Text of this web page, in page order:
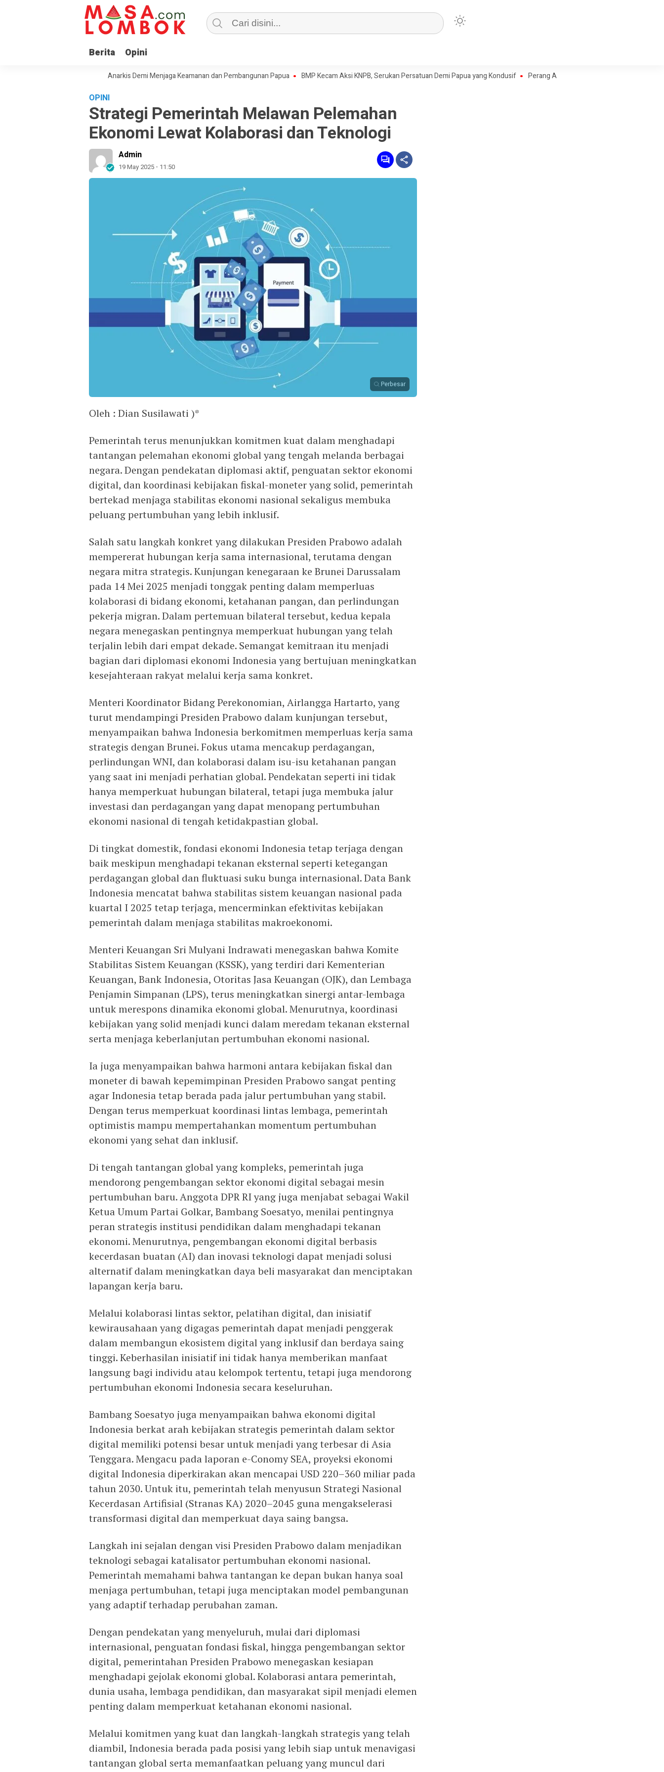
Berita Opini
Masyarakat Tolak Aksi Anarkis Demi Menjaga Keamanan dan Pembangunan Papua BMP Kecam Aksi KNPB, Serukan Persatuan Demi Papua yang Kondusif Perang Algoritma AI Makin Kompleks, Publik
OPINI
Strategi Pemerintah Melawan Pelemahan
Ekonomi Lewat Kolaborasi dan Teknologi
Admin
19 May 2025 - 11:50
Perbesar
Oleh : Dian Susilawati )*
Pemerintah terus menunjukkan komitmen kuat dalam menghadapi
tantangan pelemahan ekonomi global yang tengah melanda berbagai
negara. Dengan pendekatan diplomasi aktif, penguatan sektor ekonomi
digital, dan koordinasi kebijakan fiskal-moneter yang solid, pemerintah
bertekad menjaga stabilitas ekonomi nasional sekaligus membuka
peluang pertumbuhan yang lebih inklusif.
Salah satu langkah konkret yang dilakukan Presiden Prabowo adalah
mempererat hubungan kerja sama internasional, terutama dengan
negara mitra strategis. Kunjungan kenegaraan ke Brunei Darussalam
pada 14 Mei 2025 menjadi tonggak penting dalam memperluas
kolaborasi di bidang ekonomi, ketahanan pangan, dan perlindungan
pekerja migran. Dalam pertemuan bilateral tersebut, kedua kepala
negara menegaskan pentingnya memperkuat hubungan yang telah
terjalin lebih dari empat dekade. Semangat kemitraan itu menjadi
bagian dari diplomasi ekonomi Indonesia yang bertujuan meningkatkan
kesejahteraan rakyat melalui kerja sama konkret.
Menteri Koordinator Bidang Perekonomian, Airlangga Hartarto, yang
turut mendampingi Presiden Prabowo dalam kunjungan tersebut,
menyampaikan bahwa Indonesia berkomitmen memperluas kerja sama
strategis dengan Brunei. Fokus utama mencakup perdagangan,
perlindungan WNI, dan kolaborasi dalam isu-isu ketahanan pangan
yang saat ini menjadi perhatian global. Pendekatan seperti ini tidak
hanya memperkuat hubungan bilateral, tetapi juga membuka jalur
investasi dan perdagangan yang dapat menopang pertumbuhan
ekonomi nasional di tengah ketidakpastian global.
Di tingkat domestik, fondasi ekonomi Indonesia tetap terjaga dengan
baik meskipun menghadapi tekanan eksternal seperti ketegangan
perdagangan global dan fluktuasi suku bunga internasional. Data Bank
Indonesia mencatat bahwa stabilitas sistem keuangan nasional pada
kuartal I 2025 tetap terjaga, mencerminkan efektivitas kebijakan
pemerintah dalam menjaga stabilitas makroekonomi.
Menteri Keuangan Sri Mulyani Indrawati menegaskan bahwa Komite
Stabilitas Sistem Keuangan (KSSK), yang terdiri dari Kementerian
Keuangan, Bank Indonesia, Otoritas Jasa Keuangan (OJK), dan Lembaga
Penjamin Simpanan (LPS), terus meningkatkan sinergi antar-lembaga
untuk merespons dinamika ekonomi global. Menurutnya, koordinasi
kebijakan yang solid menjadi kunci dalam meredam tekanan eksternal
serta menjaga keberlanjutan pertumbuhan ekonomi nasional.
Ia juga menyampaikan bahwa harmoni antara kebijakan fiskal dan
moneter di bawah kepemimpinan Presiden Prabowo sangat penting
agar Indonesia tetap berada pada jalur pertumbuhan yang stabil.
Dengan terus memperkuat koordinasi lintas lembaga, pemerintah
optimistis mampu mempertahankan momentum pertumbuhan
ekonomi yang sehat dan inklusif.
Di tengah tantangan global yang kompleks, pemerintah juga
mendorong pengembangan sektor ekonomi digital sebagai mesin
pertumbuhan baru. Anggota DPR RI yang juga menjabat sebagai Wakil
Ketua Umum Partai Golkar, Bambang Soesatyo, menilai pentingnya
peran strategis institusi pendidikan dalam menghadapi tekanan
ekonomi. Menurutnya, pengembangan ekonomi digital berbasis
kecerdasan buatan (AI) dan inovasi teknologi dapat menjadi solusi
alternatif dalam meningkatkan daya beli masyarakat dan menciptakan
lapangan kerja baru.
Melalui kolaborasi lintas sektor, pelatihan digital, dan inisiatif
kewirausahaan yang digagas pemerintah dapat menjadi penggerak
dalam membangun ekosistem digital yang inklusif dan berdaya saing
tinggi. Keberhasilan inisiatif ini tidak hanya memberikan manfaat
langsung bagi individu atau kelompok tertentu, tetapi juga mendorong
pertumbuhan ekonomi Indonesia secara keseluruhan.
Bambang Soesatyo juga menyampaikan bahwa ekonomi digital
Indonesia berkat arah kebijakan strategis pemerintah dalam sektor
digital memiliki potensi besar untuk menjadi yang terbesar di Asia
Tenggara. Mengacu pada laporan e-Conomy SEA, proyeksi ekonomi
digital Indonesia diperkirakan akan mencapai USD 220–360 miliar pada
tahun 2030. Untuk itu, pemerintah telah menyusun Strategi Nasional
Kecerdasan Artifisial (Stranas KA) 2020–2045 guna mengakselerasi
transformasi digital dan memperkuat daya saing bangsa.
Langkah ini sejalan dengan visi Presiden Prabowo dalam menjadikan
teknologi sebagai katalisator pertumbuhan ekonomi nasional.
Pemerintah memahami bahwa tantangan ke depan bukan hanya soal
menjaga pertumbuhan, tetapi juga menciptakan model pembangunan
yang adaptif terhadap perubahan zaman.
Dengan pendekatan yang menyeluruh, mulai dari diplomasi
internasional, penguatan fondasi fiskal, hingga pengembangan sektor
digital, pemerintahan Presiden Prabowo menegaskan kesiapan
menghadapi gejolak ekonomi global. Kolaborasi antara pemerintah,
dunia usaha, lembaga pendidikan, dan masyarakat sipil menjadi elemen
penting dalam memperkuat ketahanan ekonomi nasional.
Melalui komitmen yang kuat dan langkah-langkah strategis yang telah
diambil, Indonesia berada pada posisi yang lebih siap untuk menavigasi
tantangan global serta memanfaatkan peluang yang muncul dari